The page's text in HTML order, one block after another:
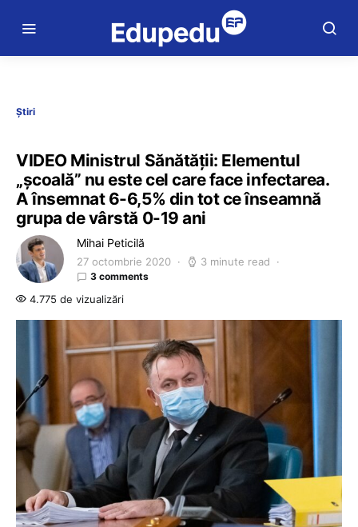
Știri
VIDEO Ministrul Sănătății: Elementul
„școală” nu este cel care face infectarea.
A însemnat 6-6,5% din tot ce înseamnă
grupa de vârstă 0-19 ani
Mihai Peticilă
27 octombrie 2020 3 minute read
3 comments
4.775 de vizualizări